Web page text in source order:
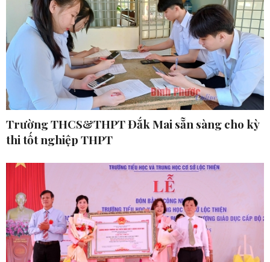
Trường THCS&THPT Đắk Mai sẵn sàng cho kỳ
thi tốt nghiệp THPT